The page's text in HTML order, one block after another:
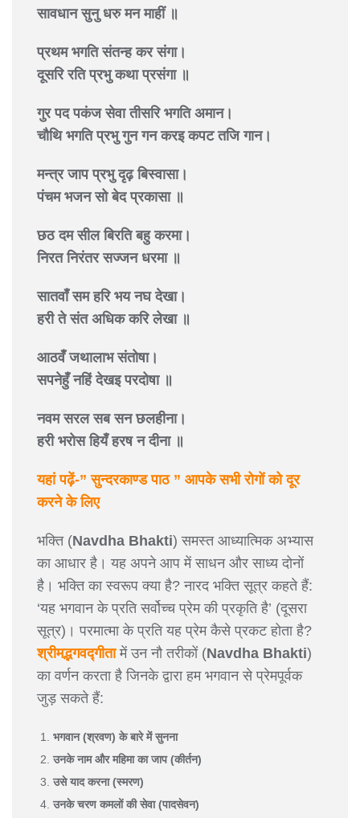
सावधान सुनु धरु मन माहीं ॥
प्रथम भगति संतन्ह कर संगा।
दूसरि रति प्रभु कथा प्रसंगा ॥
गुर पद पकंज सेवा तीसरि भगति अमान।
चौथि भगति प्रभु गुन गन करइ कपट तजि गान।
मन्त्र जाप प्रभु दृढ़ बिस्वासा।
पंचम भजन सो बेद प्रकासा ॥
छठ दम सील बिरति बहु करमा।
निरत निरंतर सज्जन धरमा ॥
सातवाँ सम हरि भय नघ देखा।
हरी ते संत अधिक करि लेखा ॥
आठवँ जथालाभ संतोषा।
सपनेहुँ नहिं देखइ परदोषा ॥
नवम सरल सब सन छलहीना।
हरी भरोस हियँ हरष न दीना ॥
यहां पढ़ें-” सुन्दरकाण्ड पाठ ” आपके सभी रोगों को दूर
करने के लिए
भक्ति (Navdha Bhakti) समस्त आध्यात्मिक अभ्यास
का आधार है। यह अपने आप में साधन और साध्य दोनों
है। भक्ति का स्वरूप क्या है? नारद भक्ति सूत्र कहते हैं:
‘यह भगवान के प्रति सर्वोच्च प्रेम की प्रकृति है’ (दूसरा
सूत्र)। परमात्मा के प्रति यह प्रेम कैसे प्रकट होता है?
श्रीमद्भगवद्गीतामें उन नौ तरीकों (Navdha Bhakti)
का वर्णन करता है जिनके द्वारा हम भगवान से प्रेमपूर्वक
जुड़ सकते हैं:
भगवान (श्रवण) के बारे में सुनना
उनके नाम और महिमा का जाप (कीर्तन)
उसे याद करना (स्मरण)
उनके चरण कमलों की सेवा (पादसेवन)